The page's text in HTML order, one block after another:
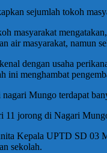
sejumlah tokoh
masyarakat
air masyarakat, namun
dengan usaha
ini menghambat
Mungo terdapat
11 jorong di Nagari
Kepala UPTD SD 03
sekolah.